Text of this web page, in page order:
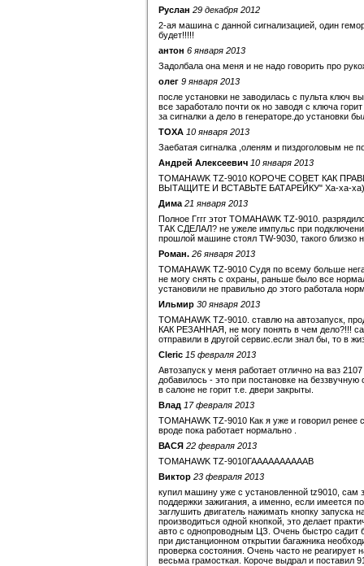
Руслан 29 декабря 2012
2-ая машина с данной сигнализацией, один
будет!!!!!
антон 6 января 2013
Задолбала она меня и не надо говорить про
олег 9 января 2013
после установки не заводилась с пульта ключ
все заработало почти ок но заводя с ключа
за сигналки а дело в генераторе.до установки
ТОХА 10 января 2013
Заебатая сигналка ,оленям и пиздоголовым не
Андрей Алексеевич 10 января 2013
TOMAHAWK TZ-9010 КОРОЧЕ СОВЕТ КАК
ВЫТАЩИТЕ И ВСТАВЬТЕ БАТАРЕЙКУ" Ха-ха-
Дима 21 января 2013
Полное Гггг этот TOMAHAWK TZ-9010.
ТАК СДЕЛАЛ? не ужеле импульс при
прошлой машине стоял TW-9030, такого близко
Роман. 26 января 2013
TOMAHAWK TZ-9010 Судя по всему больше
не могу снять с охраны, раньше было все
установили не правильно до этого работала
Ильмир 30 января 2013
TOMAHAWK TZ-9010. ставлю на автозапуск,
КАК РЕЗАННАЯ, не могу понять в чем дело?!!!
отправили в другой сервис.если знал бы, то в
Cleric 15 февраля 2013
Автозапуск у меня работает отлично на ваз
добавилось - это при постановке на
в салоне не горит т.е. двери закрыты.
Влад 17 февраля 2013
TOMAHAWK TZ-9010 Как я уже и говорил ренее
вроде пока работает нормально .
ВАСЯ 22 февраля 2013
TOMAHAWK TZ-9010ГААААААААААВ
Виктор 23 февраля 2013
купил машину уже с установленной tz9010, сам
поддержки зажигания, а именно, если имеется
заглушить двигатель нажимать кнопку запуска
производиться одной кнопкой, это делает
авто с однопроводным ЦЗ. Очень быстро садит
при дистанционном открытии багажника
проверка состояния. Очень часто не
весьма грамосткая. Короче выдрал и поставил